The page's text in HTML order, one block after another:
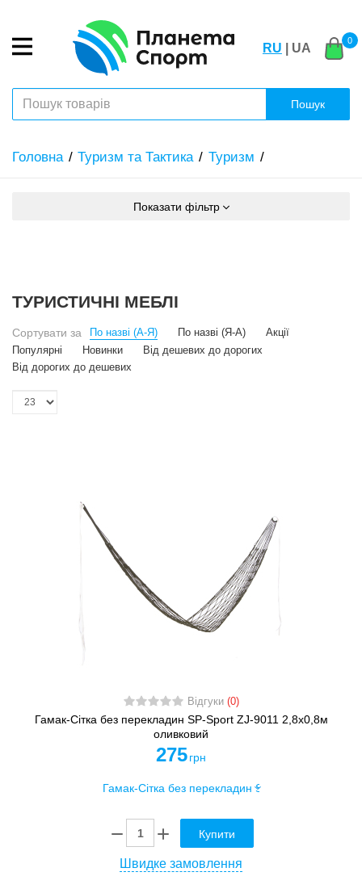
RU | UA
0
Пошук
Головна Туризм та Тактика Туризм
Показати фільтр
ТУРИСТИЧНІ МЕБЛІ
Сортувати за По назві (А-Я) По назві (Я-А)
Акції
Популярні
Новинки
Від дешевих до дорогих
Від дорогих до дешевих
Відгуки (0)
Гамак-Сітка без перекладин SP-Sport ZJ-9011 2,8х0,8м
оливковий
275 грн
Купити
Швидке замовлення